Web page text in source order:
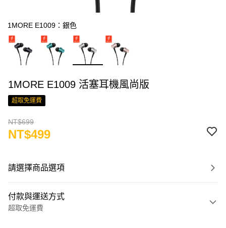
1MORE E1009：銀色
1MORE E1009 活塞耳機風尚版
超取免運費
NT$699
NT$499
請選擇商品選項
付款與運送方式
超取免運費